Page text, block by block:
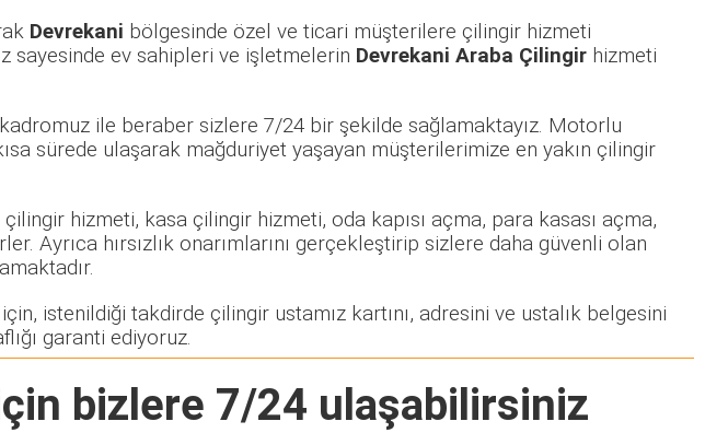
Devrekani bölgesinde özel ve ticari müşterilere çilingir hizmeti
sayesinde ev sahipleri ve işletmelerin Devrekani Araba Çilingir hizmeti
ile beraber sizlere 7/24 bir şekilde sağlamaktayız. Motorlu
sürede ulaşarak mağduriyet yaşayan müşterilerimize en yakın çilingir
hizmeti, kasa çilingir hizmeti, oda kapısı açma, para kasası açma,
hırsızlık onarımlarını gerçekleştirip sizlere daha güvenli olan
istenildiği takdirde çilingir ustamız kartını, adresini ve ustalık belgesini
garanti ediyoruz.
bizlere 7/24 ulaşabilirsiniz